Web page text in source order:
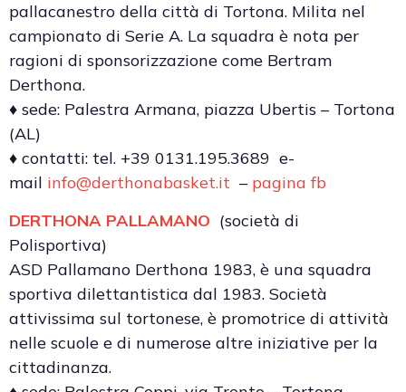
pallacanestro della città di Tortona. Milita nel
campionato di Serie A. La squadra è nota per
ragioni di sponsorizzazione come Bertram
Derthona.
♦ sede: Palestra Armana, piazza Ubertis – Tortona
(AL)
♦ contatti: tel. +39 0131.195.3689 e-
mail info@derthonabasket.it – pagina fb
DERTHONA PALLAMANO (società di
Polisportiva)
ASD Pallamano Derthona 1983, è una squadra
sportiva dilettantistica dal 1983. Società
attivissima sul tortonese, è promotrice di attività
nelle scuole e di numerose altre iniziative per la
cittadinanza.